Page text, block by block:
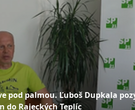
pod palmou. Ľuboš Dupkala
do Rajeckých Teplíc